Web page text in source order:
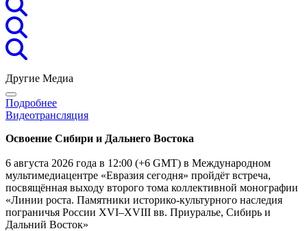
Другие Медиа
Подробнее
Видеотрансляция
Освоение Сибири и Дальнего Востока
6 августа 2026 года в 12:00 (+6 GMT) в Международном
мультимедиацентре «Евразия сегодня» пройдёт встреча,
посвящённая выходу второго тома коллективной монографии
«Линии роста. Памятники историко-культурного наследия
пограничья России XVI–XVIII вв. Приуралье, Сибирь и
Дальний Восток»